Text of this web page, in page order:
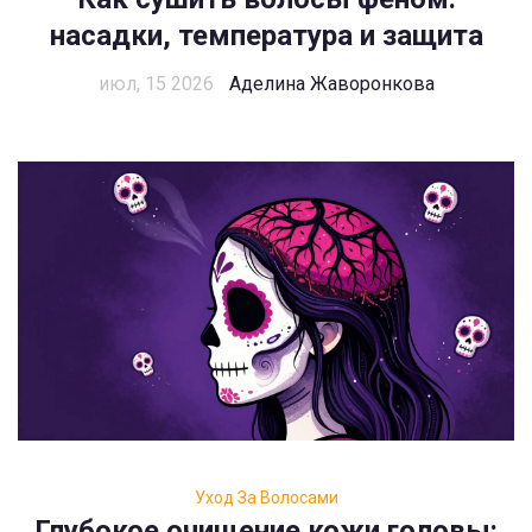
насадки, температура и защита
июл, 15 2026 Аделина Жаворонкова
Уход За Волосами